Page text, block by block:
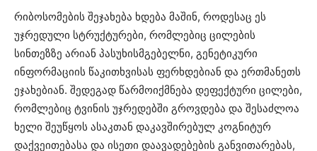
რიბოსომების შეჯახება ხდება მაშინ, როდესაც ეს
უჯრედული სტრუქტურები, რომლებიც ცილების
სინთეზზე არიან პასუხისმგებელნი, გენეტიკური
ინფორმაციის წაკითხვისას ფერხდებიან და ერთმანეთს
ეჯახებიან. შედეგად წარმოიქმნება დეფექტური ცილები,
რომლებიც ტვინის უჯრედებში გროვდება და შესაძლოა
ხელი შეუწყოს ასაკთან დაკავშირებულ კოგნიტურ
დაქვეითებასა და ისეთი დაავადებების განვითარებას,